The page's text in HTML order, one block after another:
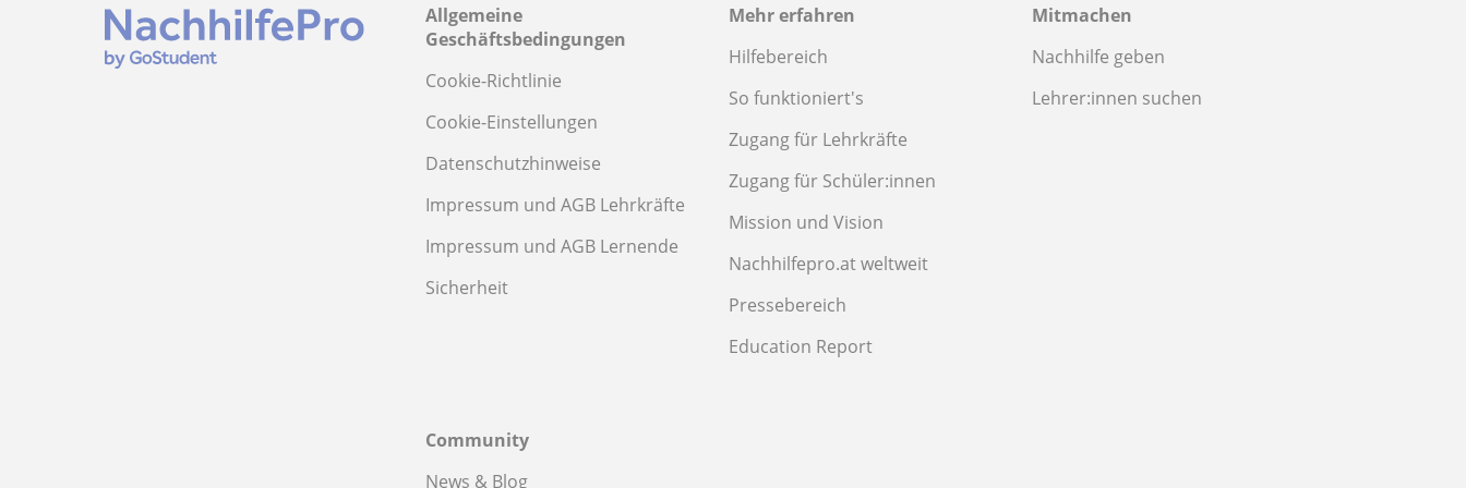
Allgemeine
Geschäftsbedingungen
Cookie-Richtlinie
Cookie-Einstellungen
Datenschutzhinweise
Impressum und AGB Lehrkräfte
Impressum und AGB Lernende
Sicherheit
Mehr erfahren
Hilfebereich
So funktioniert's
Zugang für Lehrkräfte
Zugang für Schüler:innen
Mission und Vision
Nachhilfepro.at weltweit
Pressebereich
Education Report
Mitmachen
Nachhilfe geben
Lehrer:innen suchen
Community
News & Blog